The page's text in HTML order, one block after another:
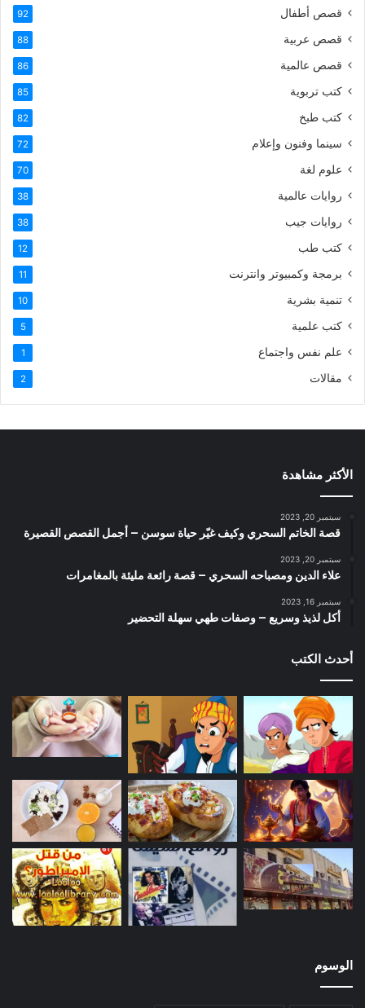
قصص أطفال 92
قصص عربية 88
قصص عالمية 86
كتب تربوية 85
كتب طبخ 82
سينما وفنون وإعلام 72
علوم لغة 70
روايات عالمية 38
روايات جيب 38
كتب طب 12
برمجة وكمبيوتر وانترنت 11
تنمية بشرية 10
كتب علمية 5
علم نفس واجتماع 1
مقالات 2
الأكثر مشاهدة
سبتمبر 20, 2023
قصة الخاتم السحري وكيف غيّر حياة سوسن – أجمل القصص القصيرة
سبتمبر 20, 2023
علاء الدين ومصباحه السحري – قصة رائعة مليئة بالمغامرات
سبتمبر 16, 2023
أكل لذيذ وسريع – وصفات طهي سهلة التحضير
أحدث الكتب
الوسوم